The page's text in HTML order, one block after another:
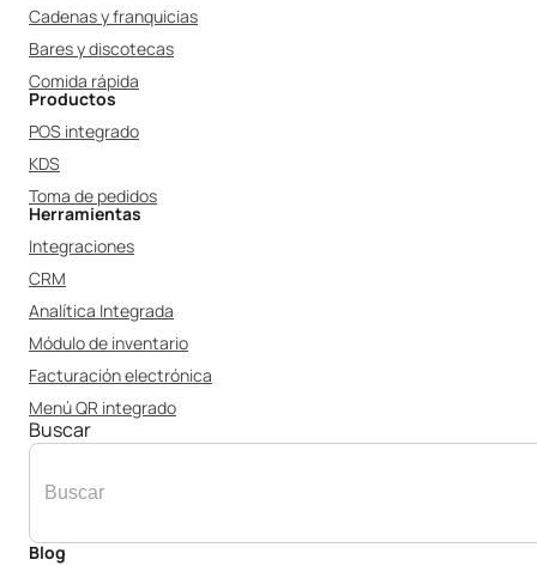
Cadenas y franquicias
Bares y discotecas
Comida rápida
Productos
POS integrado
KDS
Toma de pedidos
Herramientas
Integraciones
CRM
Analítica Integrada
Módulo de inventario
Facturación electrónica
Menú QR integrado
Buscar
Blog